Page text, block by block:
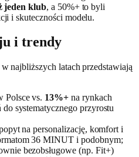
jeden klub, a 50%+ to byli
i skuteczności modelu.
i trendy
najbliższych latach przedstawiają
Polsce vs. 13%+ na rynkach
systematycznego przyrostu
na personalizację, komfort i
36 MINUT i podobnym;
bezobsługowe (np. Fit+)